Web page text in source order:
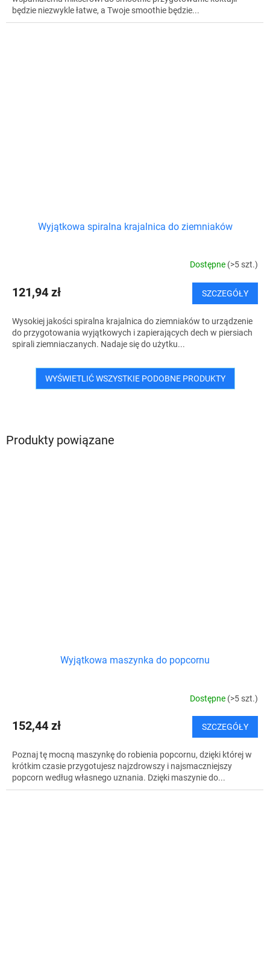
Produkty powiązane
Wyjątkowa maszynka do popcornu
Dostępne (>5 szt.)
152,44 zł SZCZEGÓŁY
Poznaj tę mocną maszynkę do robienia popcornu, dzięki której w
krótkim czasie przygotujesz najzdrowszy i najsmaczniejszy
popcorn według własnego uznania. Dzięki maszynie do...
będzie niezwykle łatwe, a Twoje smoothie będzie...
Wyjątkowa spiralna krajalnica do ziemniaków
Dostępne (>5 szt.)
121,94 zł SZCZEGÓŁY
Wysokiej jakości spiralna krajalnica do ziemniaków to urządzenie
do przygotowania wyjątkowych i zapierających dech w piersiach
spirali ziemniaczanych. Nadaje się do użytku...
WYŚWIETLIĆ WSZYSTKIE PODOBNE PRODUKTY